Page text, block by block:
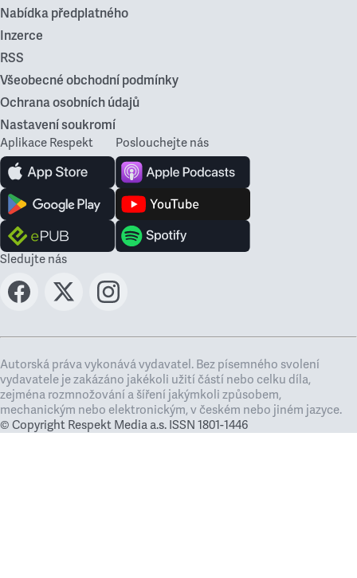
Nabídka předplatného
Inzerce
RSS
Všeobecné obchodní podmínky
Ochrana osobních údajů
Nastavení soukromí
Aplikace Respekt Poslouchejte nás
Sledujte nás
Autorská práva vykonává vydavatel. Bez písemného svolení
vydavatele je zakázáno jakékoli užití částí nebo celku díla,
zejména rozmnožování a šíření jakýmkoli způsobem,
mechanickým nebo elektronickým, v českém nebo jiném jazyce.
© Copyright Respekt Media a.s. ISSN 1801-1446